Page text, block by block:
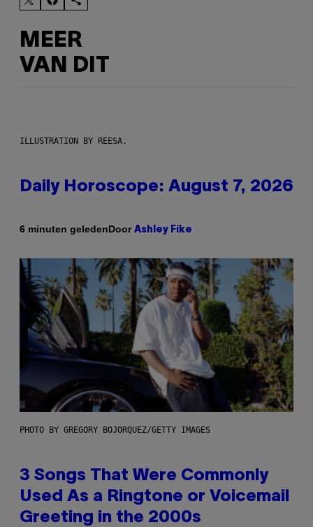
MEER
VAN DIT
ILLUSTRATION BY REESA.
Daily Horoscope: August 7, 2026
6 minuten geledenDoor Ashley Fike
PHOTO BY GREGORY BOJORQUEZ/GETTY IMAGES
3 Songs That Were Commonly
Used As a Ringtone or Voicemail
Greeting in the 2000s